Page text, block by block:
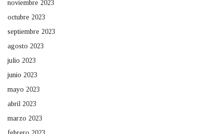
noviembre 2023
octubre 2023
septiembre 2023
agosto 2023
julio 2023
junio 2023
mayo 2023
abril 2023
marzo 2023